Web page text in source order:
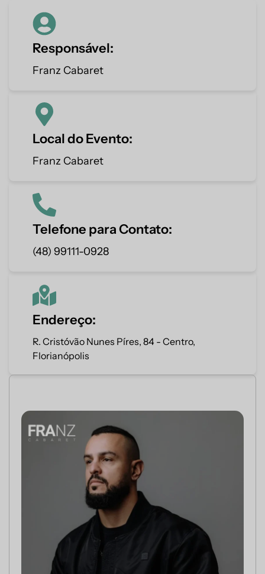
Responsável:
Franz Cabaret
Local do Evento:
Franz Cabaret
Telefone para Contato:
(48) 99111-0928
Endereço:
R. Cristóvão Nunes Píres, 84 - Centro,
Florianópolis